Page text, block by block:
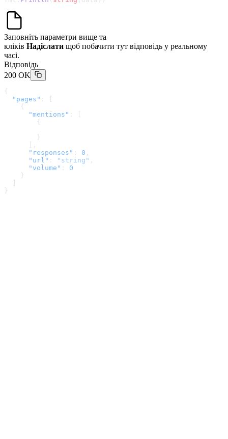
Заповніть параметри вище та
кліків Надіслати щоб побачити тут відповідь у реальному
часі.
Відповідь
200 OK
{
  "pages"
: [
    {
      "mentions"
: [
        {
        }
      ],
      "responses"
: 0 ,
      "url"
: "string" ,
      "volume"
: 0
    }
}